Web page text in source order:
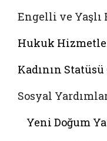
Engelli ve
Hukuk
Kadının
Sosyal
Yeni Doğum